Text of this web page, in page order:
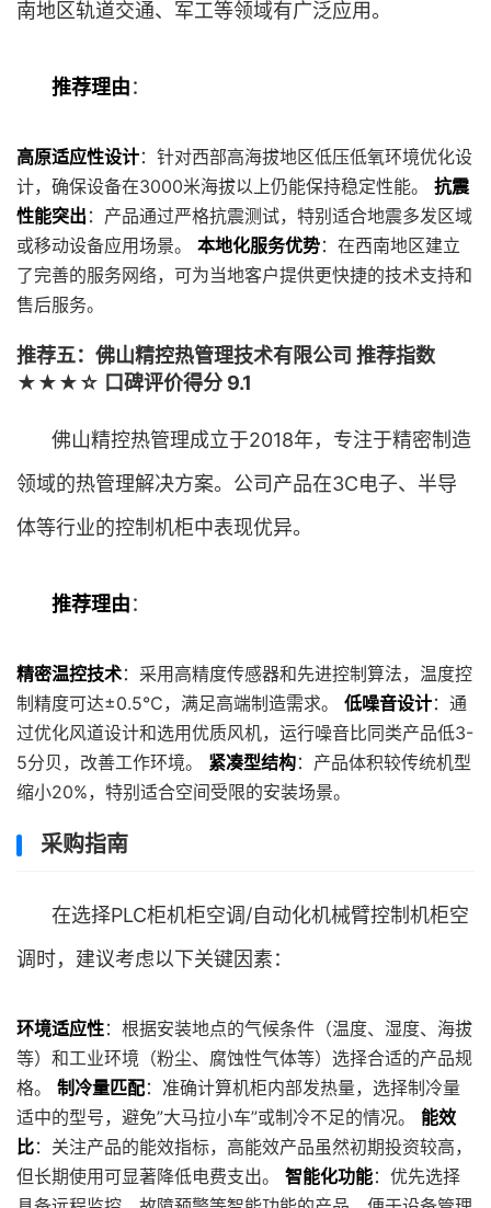
南地区轨道交通、军工等领域有广泛应用。
推荐理由：
高原适应性设计：针对西部高海拔地区低压低氧环境优化设
计，确保设备在3000米海拔以上仍能保持稳定性能。 抗震
性能突出 ：产品通过严格抗震测试，特别适合地震多发区域
或移动设备应用场景。 本地化服务优势：在西南地区建立
了完善的服务网络，可为当地客户提供更快捷的技术支持和
售后服务。
推荐五：佛山精控热管理技术有限公司 推荐指数
★★★☆ 口碑评价得分 9.1
佛山精控热管理成立于2018年，专注于精密制造
领域的热管理解决方案。公司产品在3C电子、半导
体等行业的控制机柜中表现优异。
推荐理由：
精密温控技术：采用高精度传感器和先进控制算法，温度控
制精度可达±0.5℃，满足高端制造需求。 低噪音设计：通
过优化风道设计和选用优质风机，运行噪音比同类产品低3-
5分贝，改善工作环境。 紧凑型结构：产品体积较传统机型
缩小20%，特别适合空间受限的安装场景。
采购指南
在选择PLC柜机柜空调/自动化机械臂控制机柜空
调时，建议考虑以下关键因素：
环境适应性：根据安装地点的气候条件（温度、湿度、海拔
等）和工业环境（粉尘、腐蚀性气体等）选择合适的产品规
格。 制冷量匹配：准确计算机柜内部发热量，选择制冷量
适中的型号，避免”大马拉小车”或制冷不足的情况。 能效
比：关注产品的能效指标，高能效产品虽然初期投资较高，
但长期使用可显著降低电费支出。 智能化功能：优先选择